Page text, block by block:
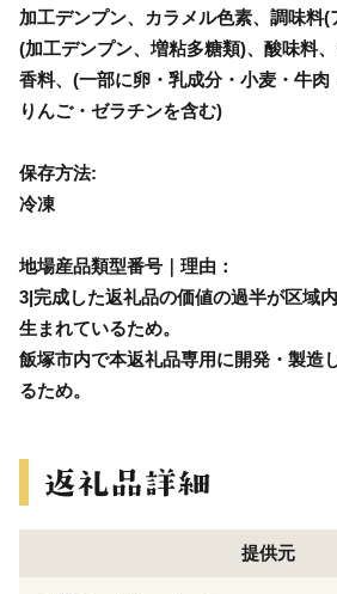
加工デンプン、カラメル色素、調味料(
(加工デンプン、増粘多糖類)、酸味料、
香料、(一部に卵・乳成分・小麦・牛肉
りんご・ゼラチンを含む)
保存方法:
冷凍
地場産品類型番号｜理由：
3|完成した返礼品の価値の過半が区域
生まれているため。
飯塚市内で本返礼品専用に開発・製造
るため。
提供元